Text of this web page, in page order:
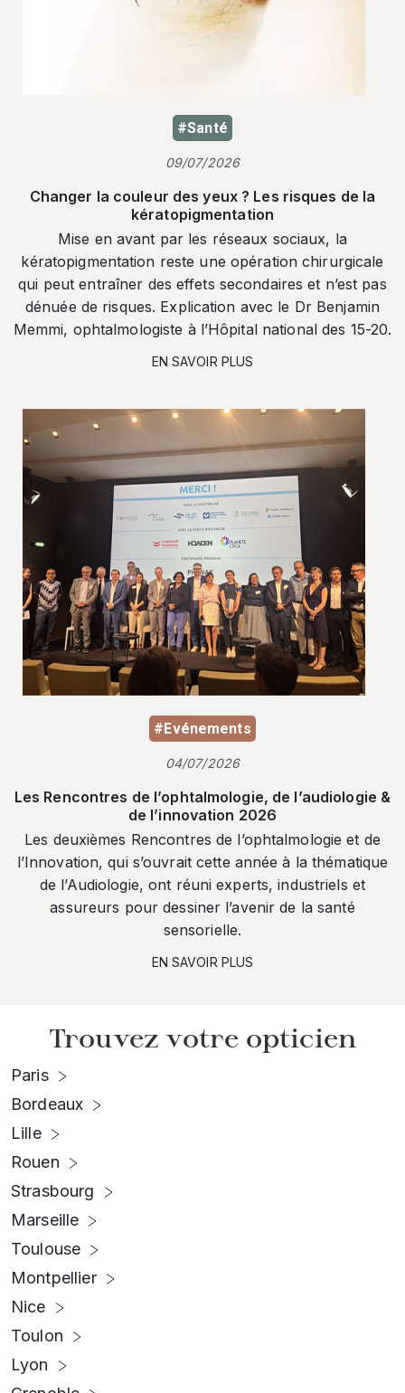
#Santé
09/07/2026
Changer la couleur des yeux ? Les risques de la
kératopigmentation
Mise en avant par les réseaux sociaux, la
kératopigmentation reste une opération chirurgicale
qui peut entraîner des effets secondaires et n’est pas
dénuée de risques. Explication avec le Dr Benjamin
Memmi, ophtalmologiste à l’Hôpital national des 15-20.
EN SAVOIR PLUS
#Evénements
04/07/2026
Les Rencontres de l’ophtalmologie, de l’audiologie &
de l’innovation 2026
Les deuxièmes Rencontres de l’ophtalmologie et de
l’Innovation, qui s’ouvrait cette année à la thématique
de l’Audiologie, ont réuni experts, industriels et
assureurs pour dessiner l’avenir de la santé
sensorielle.
EN SAVOIR PLUS
Trouvez votre opticien
Paris
Bordeaux
Lille
Rouen
Strasbourg
Marseille
Toulouse
Montpellier
Nice
Toulon
Lyon